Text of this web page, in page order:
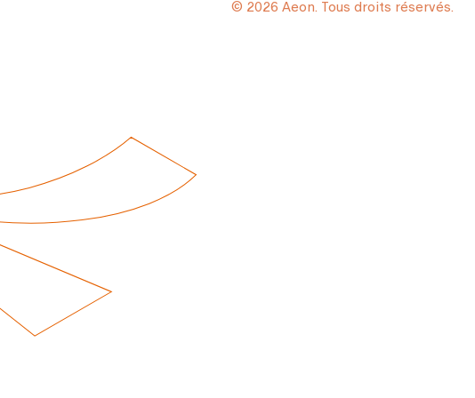
© 2026 Aeon. Tous droits réservés.